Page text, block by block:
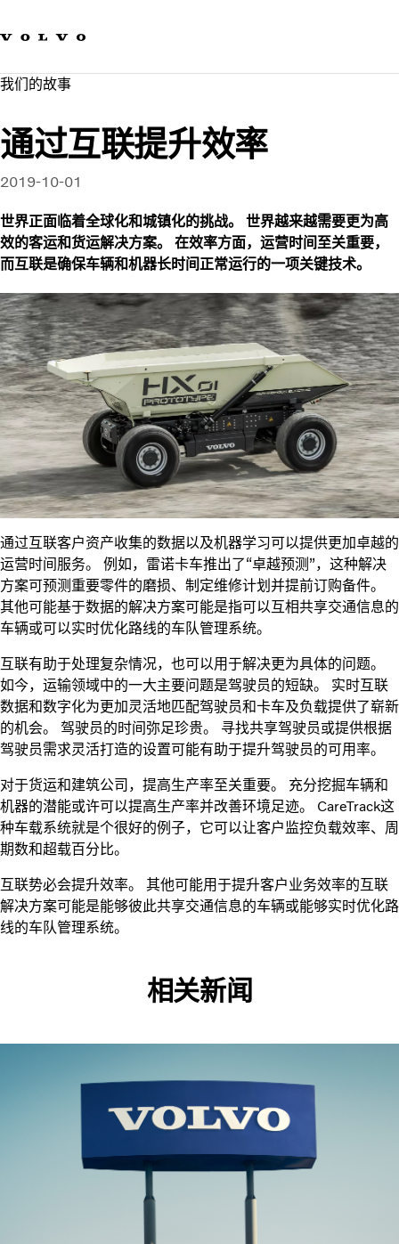
可持续发展
新闻与媒体
关于我们
我们的故事
通过互联提升效率
2019-10-01
世界正面临着全球化和城镇化的挑战。 世界越来越需要更为高
效的客运和货运解决方案。 在效率方面，运营时间至关重要，
而互联是确保车辆和机器长时间正常运行的一项关键技术。
通过互联客户资产收集的数据以及机器学习可以提供更加卓越的
运营时间服务。 例如，雷诺卡车推出了“卓越预测”，这种解决
方案可预测重要零件的磨损、制定维修计划并提前订购备件。
其他可能基于数据的解决方案可能是指可以互相共享交通信息的
车辆或可以实时优化路线的车队管理系统。
互联有助于处理复杂情况，也可以用于解决更为具体的问题。
如今，运输领域中的一大主要问题是驾驶员的短缺。 实时互联
数据和数字化为更加灵活地匹配驾驶员和卡车及负载提供了崭新
的机会。 驾驶员的时间弥足珍贵。 寻找共享驾驶员或提供根据
驾驶员需求灵活打造的设置可能有助于提升驾驶员的可用率。
对于货运和建筑公司，提高生产率至关重要。 充分挖掘车辆和
机器的潜能或许可以提高生产率并改善环境足迹。 CareTrack这
种车载系统就是个很好的例子，它可以让客户监控负载效率、周
期数和超载百分比。
互联势必会提升效率。 其他可能用于提升客户业务效率的互联
解决方案可能是能够彼此共享交通信息的车辆或能够实时优化路
线的车队管理系统。
相关新闻